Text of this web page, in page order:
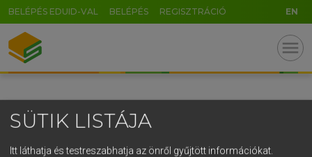
BELÉPÉS EDUID-VAL BELÉPÉS REGISZTRÁCIÓ EN
menu
SÜTIK LISTÁJA
Itt láthatja és testreszabhatja az önről gyűjtött információkat.
GR
5
g h k l
v b n m , . - AltGr